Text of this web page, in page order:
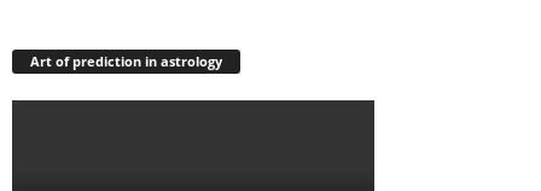
Art of prediction in astrology